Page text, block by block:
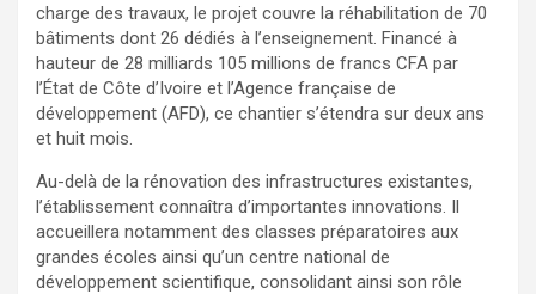
charge des travaux, le projet couvre la réhabilitation de 70
bâtiments dont 26 dédiés à l’enseignement. Financé à
hauteur de 28 milliards 105 millions de francs CFA par
l’État de Côte d’Ivoire et l’Agence française de
développement (AFD), ce chantier s’étendra sur deux ans
et huit mois.
Au-delà de la rénovation des infrastructures existantes,
l’établissement connaîtra d’importantes innovations. Il
accueillera notamment des classes préparatoires aux
grandes écoles ainsi qu’un centre national de
développement scientifique, consolidant ainsi son rôle